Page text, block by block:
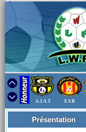
A.J.A.T E.S.B
Présentation